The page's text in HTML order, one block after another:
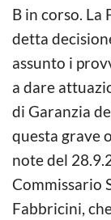
B in corso. La
detta
assunto i
a dare
di Garanzia
questa grave
note del
Commissario
Fabbricini,